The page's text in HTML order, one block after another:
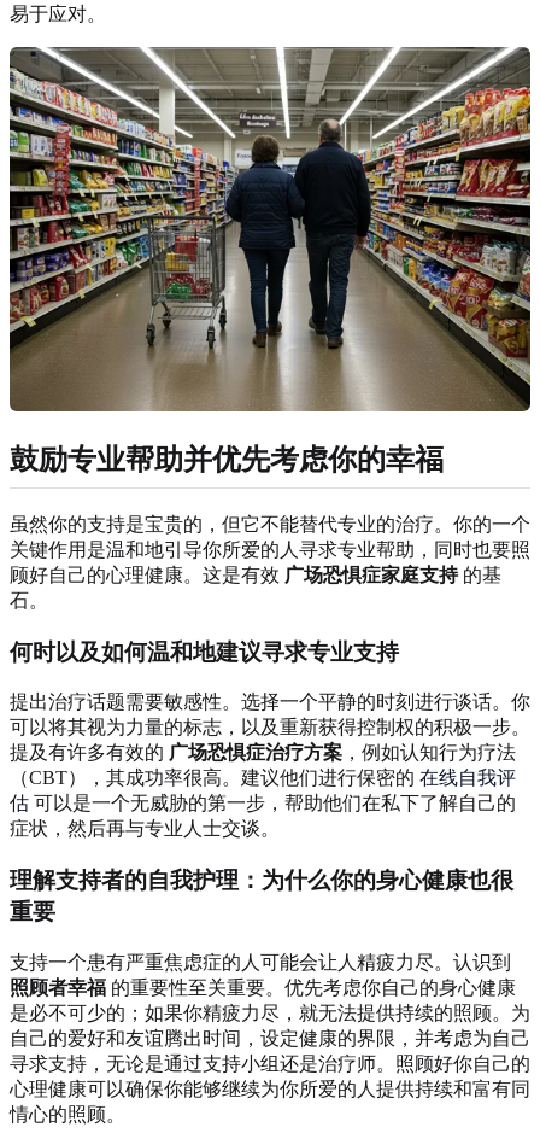
易于应对。
鼓励专业帮助并优先考虑你的幸福
虽然你的支持是宝贵的，但它不能替代专业的治疗。你的一个
关键作用是温和地引导你所爱的人寻求专业帮助，同时也要照
顾好自己的心理健康。这是有效 广场恐惧症家庭支持的基
石。
何时以及如何温和地建议寻求专业支持
提出治疗话题需要敏感性。选择一个平静的时刻进行谈话。你
可以将其视为力量的标志，以及重新获得控制权的积极一步。
提及有许多有效的 广场恐惧症治疗方案 ，例如认知行为疗法
（CBT），其成功率很高。建议他们进行保密的 在线自我评
估 可以是一个无威胁的第一步，帮助他们在私下了解自己的
症状，然后再与专业人士交谈。
理解支持者的自我护理：为什么你的身心健康也很
重要
支持一个患有严重焦虑症的人可能会让人精疲力尽。认识到
照顾者幸福 的重要性至关重要。优先考虑你自己的身心健康
是必不可少的；如果你精疲力尽，就无法提供持续的照顾。为
自己的爱好和友谊腾出时间，设定健康的界限，并考虑为自己
寻求支持，无论是通过支持小组还是治疗师。照顾好你自己的
心理健康可以确保你能够继续为你所爱的人提供持续和富有同
情心的照顾。